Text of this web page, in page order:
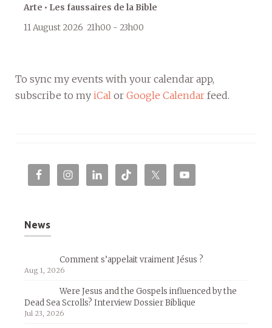
Arte • Les faussaires de la Bible
11 August 2026 21h00 - 23h00
To sync my events with your calendar app,
subscribe to my iCal or Google Calendar feed.
News
Comment s’appelait vraiment Jésus ?
Aug 1, 2026
Were Jesus and the Gospels influenced by the
Dead Sea Scrolls? Interview Dossier Biblique
Jul 23, 2026